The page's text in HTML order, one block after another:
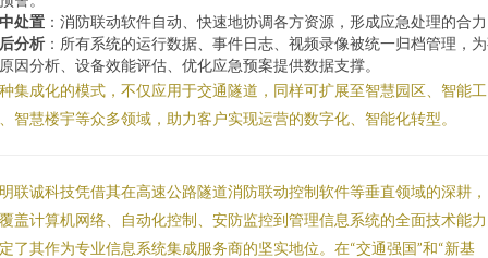
处置 ：消防联动软件自动、快速地协调各方资源，形成应急处理的合
分析 ：所有系统的运行数据、事件日志、视频录像被统一归档管理，
因分析、设备效能评估、优化应急预案提供数据支撑。
集成化的模式，不仅应用于交通隧道，同样可扩展至智慧园区、智能工
智慧楼宇等众多领域，助力客户实现运营的数字化、智能化转型。
联诚科技凭借其在高速公路隧道消防联动控制软件等垂直领域的深耕
盖计算机网络、自动化控制、安防监控到管理信息系统的全面技术能
了其作为专业信息系统集成服务商的坚实地位。在“交通强国”和“新基